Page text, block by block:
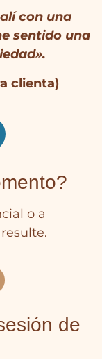
con una
sentido una
clienta)
o a
de